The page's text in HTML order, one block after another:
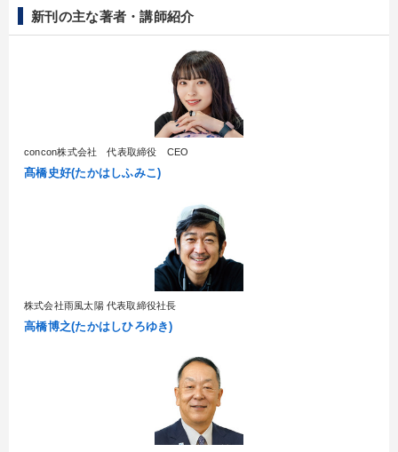
新刊の主な著者・講師紹介
concon株式会社 代表取締役 CEO
髙橋史好(たかはしふみこ)
株式会社雨風太陽 代表取締役社長
高橋博之(たかはしひろゆき)